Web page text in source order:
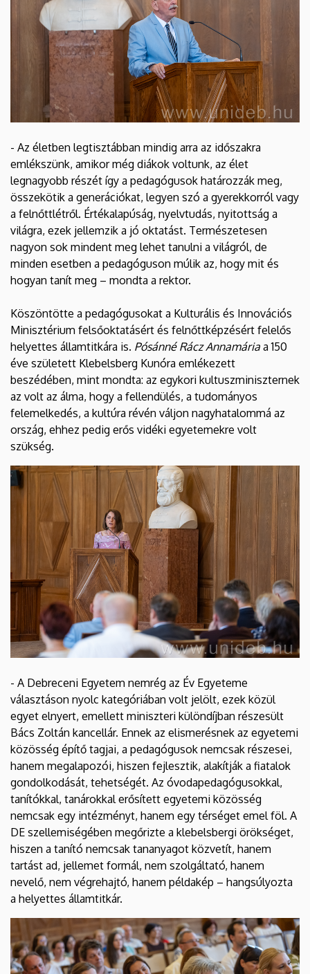
- Az életben legtisztábban mindig arra az időszakra
emlékszünk, amikor még diákok voltunk, az élet
legnagyobb részét így a pedagógusok határozzák meg,
összekötik a generációkat, legyen szó a gyerekkorról vagy
a felnőttlétről. Értékalapúság, nyelvtudás, nyitottság a
világra, ezek jellemzik a jó oktatást. Természetesen
nagyon sok mindent meg lehet tanulni a világról, de
minden esetben a pedagóguson múlik az, hogy mit és
hogyan tanít meg – mondta a rektor.
Köszöntötte a pedagógusokat a Kulturális és Innovációs
Minisztérium felsőoktatásért és felnőttképzésért felelős
helyettes államtitkára is. Pósánné Rácz Annamária a 150
éve született Klebelsberg Kunóra emlékezett
beszédében, mint mondta: az egykori kultuszminiszternek
az volt az álma, hogy a fellendülés, a tudományos
felemelkedés, a kultúra révén váljon nagyhatalommá az
ország, ehhez pedig erős vidéki egyetemekre volt
szükség.
- A Debreceni Egyetem nemrég az Év Egyeteme
választáson nyolc kategóriában volt jelölt, ezek közül
egyet elnyert, emellett miniszteri különdíjban részesült
Bács Zoltán kancellár. Ennek az elismerésnek az egyetemi
közösség építő tagjai, a pedagógusok nemcsak részesei,
hanem megalapozói, hiszen fejlesztik, alakítják a fiatalok
gondolkodását, tehetségét. Az óvodapedagógusokkal,
tanítókkal, tanárokkal erősített egyetemi közösség
nemcsak egy intézményt, hanem egy térséget emel föl. A
DE szellemiségében megőrizte a klebelsbergi örökséget,
hiszen a tanító nemcsak tananyagot közvetít, hanem
tartást ad, jellemet formál, nem szolgáltató, hanem
nevelő, nem végrehajtó, hanem példakép – hangsúlyozta
a helyettes államtitkár.